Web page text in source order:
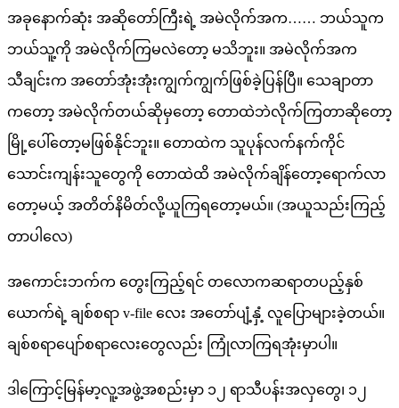
အခုနောက်ဆုံး အဆိုတော်ကြီးရဲ့ အမဲလိုက်အက…… ဘယ်သူက
ဘယ်သူ့ကို အမဲလိုက်ကြမလဲတော့ မသိဘူး။ အမဲလိုက်အက
သီချင်းက အတော်အုံးအုံးကျွက်ကျွက်ဖြစ်ခဲ့ပြန်ပြီ။ သေချာတာ
ကတော့ အမဲလိုက်တယ်ဆိုမှတော့ တောထဲဘဲလိုက်ကြတာဆိုတော့
မြို့ပေါ်တော့မဖြစ်နိုင်ဘူး။ တောထဲက သူပုန်လက်နက်ကိုင်
သောင်းကျန်းသူတွေကို တောထဲထိ အမဲလိုက်ချိန်တော့ရောက်လာ
တော့မယ့် အတိတ်နိမိတ်လို့ယူကြရတော့မယ်။ (အယူသည်းကြည့်
တာပါလေ)
အကောင်းဘက်က တွေးကြည့်ရင် တလောကဆရာတပည့်နှစ်
ယောက်ရဲ့ ချစ်စရာ v-file လေး အတော်ပျံ့နှံ့ လူပြောများခဲ့တယ်။
ချစ်စရာပျော်စရာလေးတွေလည်း ကြုံလာကြရအုံးမှာပါ။
ဒါကြောင့်မြန်မာ့လူ့အဖွဲ့အစည်းမှာ ၁၂ ရာသီပန်းအလှတွေ၊ ၁၂